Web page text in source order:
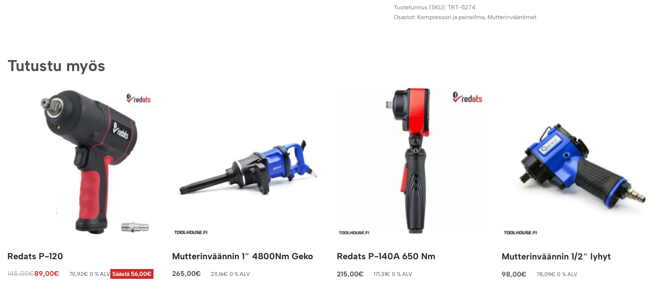
TRT-5274
Osastot: Kompressori ja paineilma, Mutterinvääntimet
Tutustu myös
Redats P-120
145,00€89,00€ 70,92€ 0 % ALV Säästä 56,00€
Mutterinväännin 1″ 4800Nm Geko
265,00€ 211,16€ 0 % ALV
Redats P-140A 650 Nm
215,00€ 171,31€ 0 % ALV
Mutterinväännin 1/2″ lyhyt
98,00€ 78,09€ 0 % ALV